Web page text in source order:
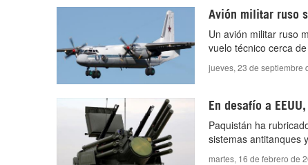
Avión militar ruso
Un avión militar ruso
vuelo técnico cerca
jueves, 23 de septiembre
En desafío a
Paquistán ha
sistemas antitanques
martes, 16 de febrero de